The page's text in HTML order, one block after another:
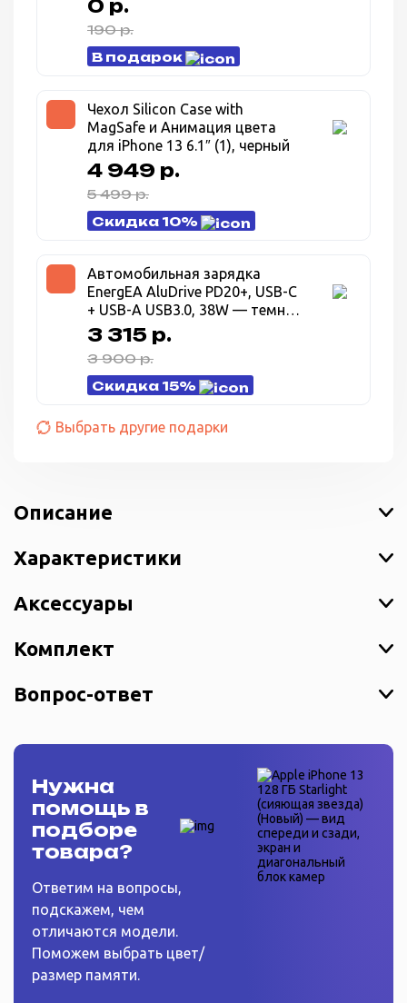
0 р.
190 р.
В подарок
Чехол Silicon Case with
MagSafe и Анимация цвета
для iPhone 13 6.1″ (1), черный
4 949 р.
5 499 р.
Скидка 10%
Автомобильная зарядка
EnergEA AluDrive PD20+, USB-C
+ USB-A USB3.0, 38W — темно
серый (Gunmetal)
3 315 р.
3 900 р.
Скидка 15%
Выбрать другие подарки
Описание
Характеристики
Аксессуары
Комплект
Вопрос-ответ
Нужна
помощь в
подборе
товара?
Ответим на вопросы,
подскажем, чем
отличаются модели.
Поможем выбрать цвет/
размер памяти.